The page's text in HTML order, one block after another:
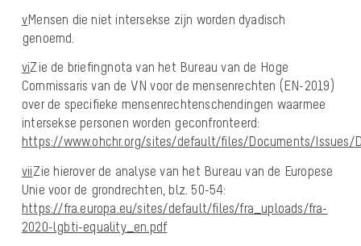
vMensen die niet intersekse zijn worden dyadisch
genoemd.
viZie de briefingnota van het Bureau van de Hoge
Commissaris van de VN voor de mensenrechten (EN-2019)
over de specifieke mensenrechtenschendingen waarmee
intersekse personen worden geconfronteerd:
https://www.ohchr.org/sites/default/files/Documents/Issues/
viiZie hierover de analyse van het Bureau van de Europese
Unie voor de grondrechten, blz. 50-54:
https://fra.europa.eu/sites/default/files/fra_uploads/fra-
2020-lgbti-equality_en.pdf